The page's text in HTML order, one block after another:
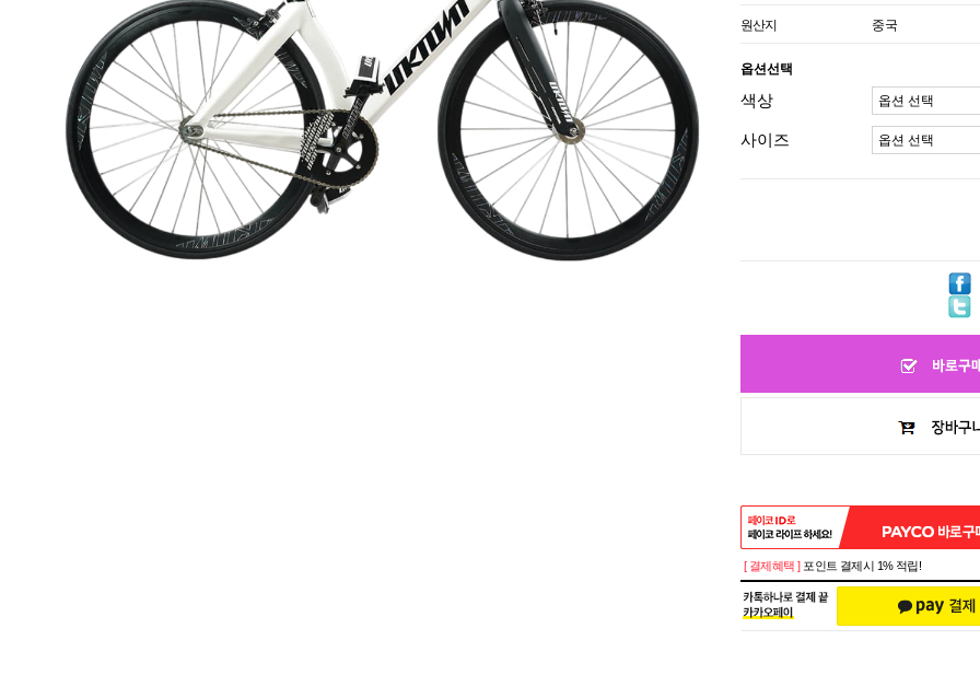
원산지 중국
옵션선택
색상
사이즈
[ 결제혜택 ] 포인트 결제시 1% 적립!